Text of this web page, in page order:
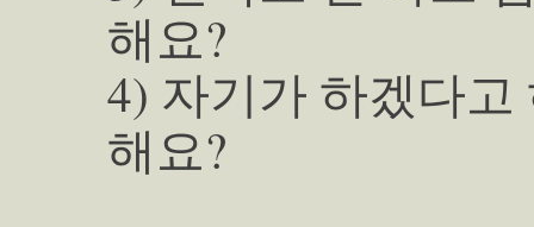
해요?
4) 자기가 하겠다
해요?